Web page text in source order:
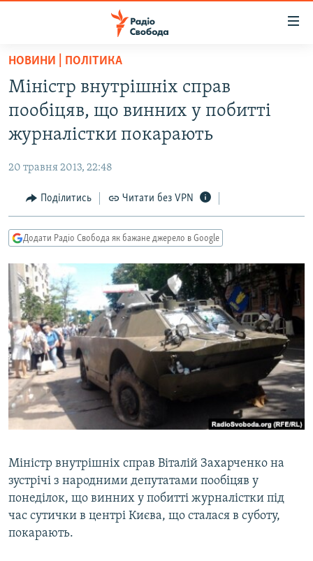
Перейти
основного
матеріалу
до
основної
навігації
Перейти
до
пошуку
ВСЕ ЗА ДОБУ
ЕКОНОМІКА
СУСПІЛЬСТВО
УКРАЇНА
СВІТ
РОСІЙСЬКА «ФІЛЬТРАЦІЯ»
ДОНБАС.РЕАЛІЇ
ТИ ЯК?
СХЕМИ
КИТАЙ.ВИКЛИКИ
МУЛЬТИМЕДІА
ФОТО
СПЕЦПРОЄКТИ
ПОДКАСТИ
РУС
УКР
КТАТ
НОВИНИ | ПОЛІТИКА
Міністр внутрішніх справ
пообіцяв, що винних у побитті
журналістки покарають
20 травня 2013, 22:48
Поділитись Читати без VPN
Додати Радіо Свобода як бажане джерело в Google
Міністр внутрішніх справ Віталій Захарченко на
зустрічі з народними депутатами пообіцяв у
понеділок, що винних у побитті журналістки під
час сутички в центрі Києва, що сталася в суботу,
покарають.